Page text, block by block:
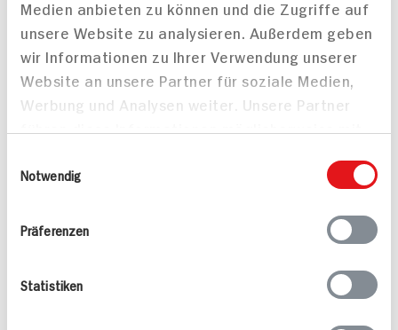
Medien anbieten zu können und die Zugriffe auf
unsere Website zu analysieren. Außerdem geben
wir Informationen zu Ihrer Verwendung unserer
Website an unsere Partner für soziale Medien,
Werbung und Analysen weiter. Unsere Partner
bereitgestellt haben oder die sie im Rahmen
Notwendig
Präferenzen
Statistiken
Mehr Informationen in unserem FAQ
kontakt
hit.de
Wir beantworten gerne Ihre Fragen
(0228) 42967 0
Folgen Sie uns auf TikTok
Angebote & Coupons
Rezepte